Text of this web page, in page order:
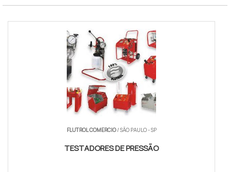
FLUTROL COMERCIO/ SÃO PAULO - SP
TESTADORES DE PRESSÃO